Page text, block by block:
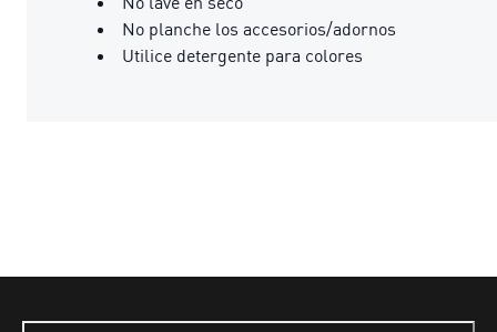
No planche los accesorios/adornos
Utilice detergente para colores